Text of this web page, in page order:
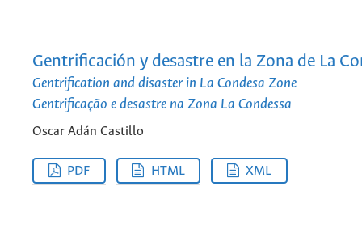
Gentrificación y desastre en la Zona de La
Gentrification and disaster in La Condesa Zone
Gentrificação e desastre na Zona La Condessa
Oscar Adán Castillo
PDF HTML XML